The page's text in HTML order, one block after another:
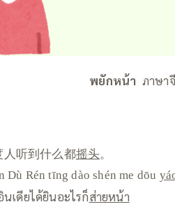
พยักหน้า ภาษา
人听到什么都摇头。
Rén tīng dào shén me dōu
เดียได้ยินอะไรก็ส่ายหน้า